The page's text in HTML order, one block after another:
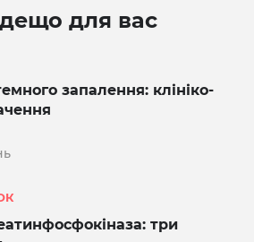
для вас
запалення: клініко-
три